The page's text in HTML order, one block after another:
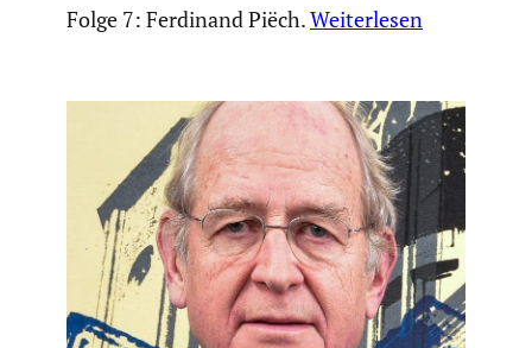
Folge 7: Ferdinand Piëch.Weiterlesen